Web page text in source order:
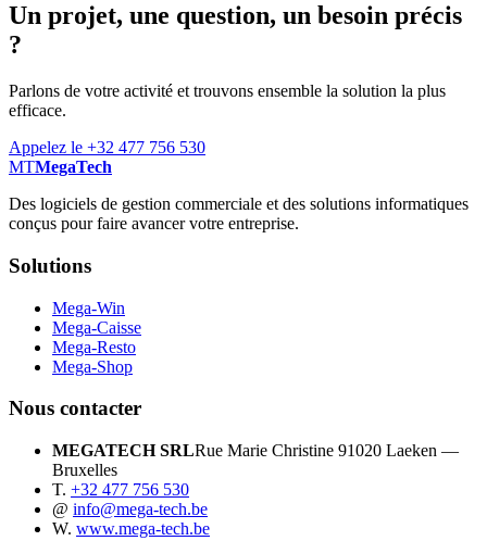
Un projet, une question, un besoin précis
?
Parlons de votre activité et trouvons ensemble la solution la plus
efficace.
Appelez le +32 477 756 530
MTMegaTech
Des logiciels de gestion commerciale et des solutions informatiques
conçus pour faire avancer votre entreprise.
Solutions
Mega-Win
Mega-Caisse
Mega-Resto
Mega-Shop
Nous contacter
MEGATECH SRLRue Marie Christine 91020 Laeken —
Bruxelles
T. +32 477 756 530
@ info@mega-tech.be
W. www.mega-tech.be